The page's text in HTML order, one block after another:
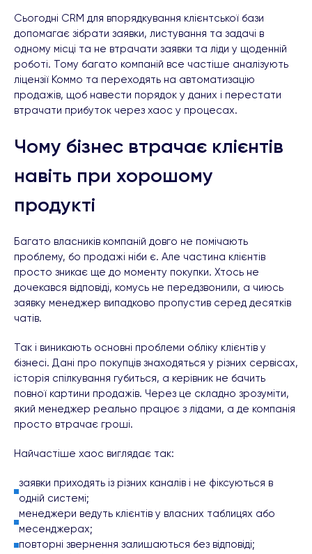
Сьогодні CRM для впорядкування клієнтської бази
допомагає зібрати заявки, листування та задачі в
одному місці та не втрачати заявки та ліди у щоденній
роботі. Тому багато компаній все частіше аналізують
ліцензії Коммо та переходять на автоматизацію
продажів, щоб навести порядок у даних і перестати
втрачати прибуток через хаос у процесах.
Чому бізнес втрачає клієнтів
навіть при хорошому
продукті
Багато власників компаній довго не помічають
проблему, бо продажі ніби є. Але частина клієнтів
просто зникає ще до моменту покупки. Хтось не
дочекався відповіді, комусь не передзвонили, а чиюсь
заявку менеджер випадково пропустив серед десятків
чатів.
Так і виникають основні проблеми обліку клієнтів у
бізнесі. Дані про покупців знаходяться у різних сервісах,
історія спілкування губиться, а керівник не бачить
повної картини продажів. Через це складно зрозуміти,
який менеджер реально працює з лідами, а де компанія
просто втрачає гроші.
Найчастіше хаос виглядає так:
заявки приходять із різних каналів і не фіксуються в
одній системі;
менеджери ведуть клієнтів у власних таблицях або
месенджерах;
повторні звернення залишаються без відповіді;